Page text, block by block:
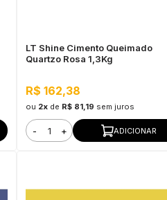
LT Shine Cimento Queimado
Quartzo Rosa 1,3Kg
R$ 162,38
ou 2x de R$ 81,19 sem juros
- + ADICIONAR